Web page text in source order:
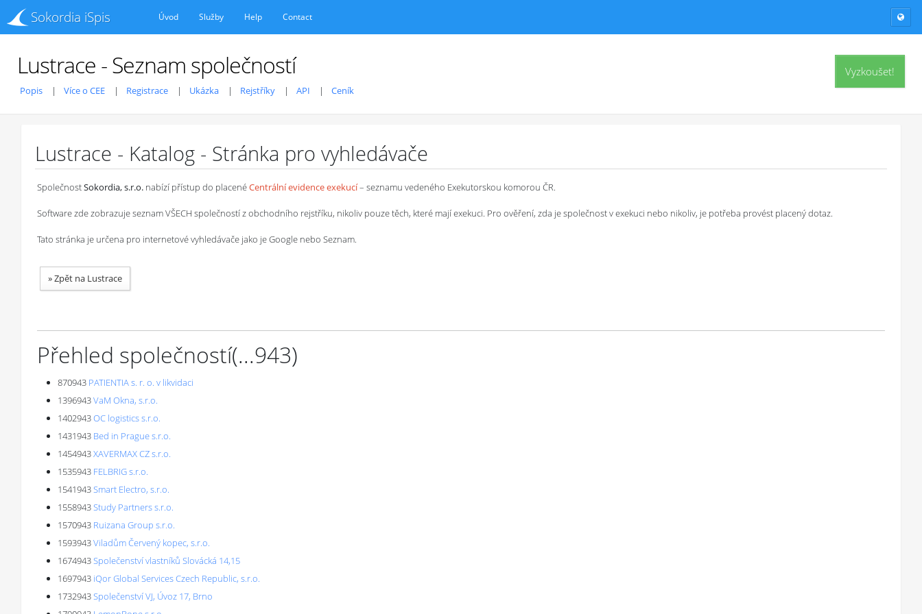
Sokordia iSpis Úvod Služby Help Contact
Vyzkoušet!
Lustrace - Seznam společností
Popis Více o CEE Registrace Ukázka Rejstříky API Ceník
Lustrace - Katalog - Stránka pro vyhledávače
SpolečnostSokordia, s.r.o. nabízí přístup do placenéCentrální evidence exekucí– seznamu vedeného Exekutorskou komorou ČR.
Software zde zobrazuje seznam VŠECH společností z obchodního rejstříku, nikoliv pouze těch, které mají exekuci. Pro ověření, zda je společnost v exekuci nebo nikoliv, je potřeba provést placený dotaz.
Tato stránka je určena pro internetové vyhledávače jako je Google nebo Seznam.
»Zpět na Lustrace
Přehled společností(...943)
870943 PATIENTIA s. r. o. v likvidaci
1396943VaM Okna, s.r.o.
1402943OC logistics s.r.o.
1431943 Bed in Prague s.r.o.
1454943XAVERMAX CZ s.r.o.
1535943 FELBRIG s.r.o.
1541943Smart Electro, s.r.o.
1558943Study Partners s.r.o.
1570943 Ruizana Group s.r.o.
1593943Viladům Červený kopec, s.r.o.
1674943Společenství vlastníků Slovácká 14,15
1697943 iQor Global Services Czech Republic, s.r.o.
1732943Společenství VJ, Úvoz 17, Brno